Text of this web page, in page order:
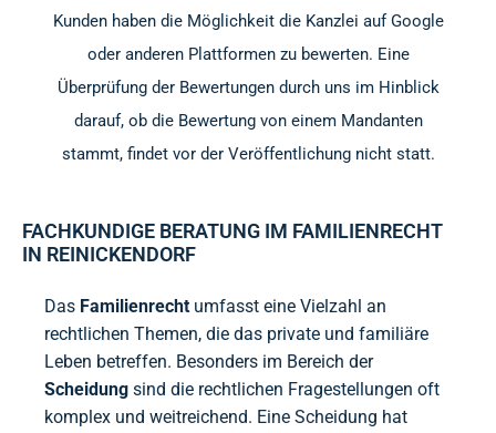
Kunden haben die Möglichkeit die Kanzlei auf Google
oder anderen Plattformen zu bewerten. Eine
Überprüfung der Bewertungen durch uns im Hinblick
darauf, ob die Bewertung von einem Mandanten
stammt, findet vor der Veröffentlichung nicht statt.
FACHKUNDIGE BERATUNG IM FAMILIENRECHT
IN REINICKENDORF
Das Familienrecht umfasst eine Vielzahl an
rechtlichen Themen, die das private und familiäre
Leben betreffen. Besonders im Bereich der
Scheidung sind die rechtlichen Fragestellungen oft
komplex und weitreichend. Eine Scheidung hat